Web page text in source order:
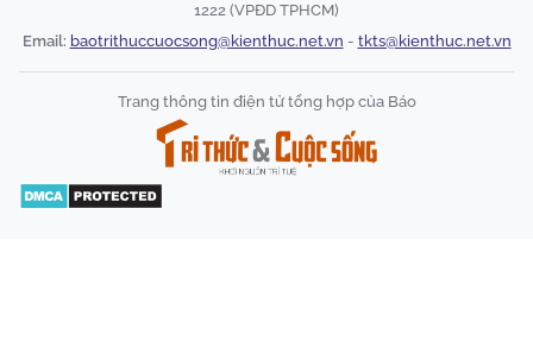
1222 (VPĐD TPHCM)
Email: baotrithuccuocsong@kienthuc.net.vn - tkts@kienthuc.net.vn
Trang thông tin điện tử tổng hợp của Báo